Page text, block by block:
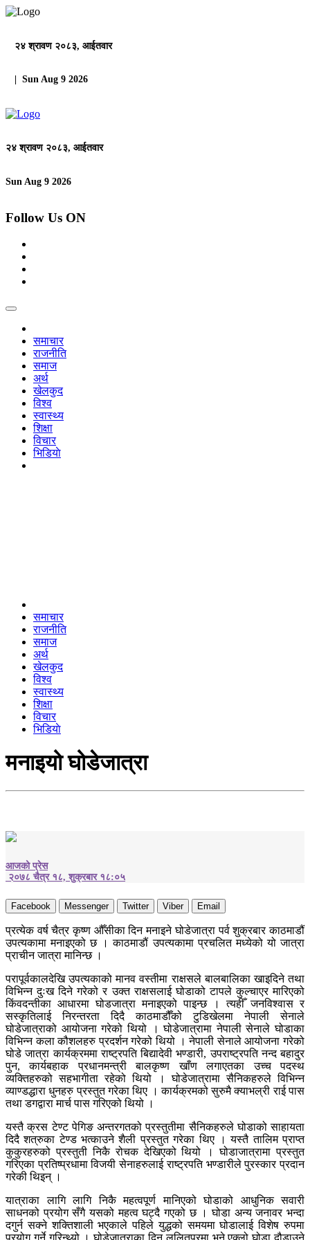
२४ श्रावण २०८३, आईतवार
| Sun Aug 9 2026
२४ श्रावण २०८३, आईतवार
Sun Aug 9 2026
Follow Us ON
समाचार
राजनीति
समाज
अर्थ
खेलकुद
विश्व
स्वास्थ्य
शिक्षा
विचार
भिडियाे
समाचार
राजनीति
समाज
अर्थ
खेलकुद
विश्व
स्वास्थ्य
शिक्षा
विचार
भिडियाे
मनाइयो घोडेजात्रा
आजको प्रेस
२०७८ चैत्र १८, शुक्रबार १८:०५
Facebook Messenger Twitter Viber Email
प्रत्येक वर्ष चैत्र कृष्ण औँसीका दिन मनाइने घोडेजात्रा पर्व शुक्रबार काठमाडौं
उपत्यकामा मनाइएको छ । काठमाडौं उपत्यकामा प्रचलित मध्येको यो जात्रा
प्राचीन जात्रा मानिन्छ ।
परापूर्वकालदेखि उपत्यकाको मानव वस्तीमा राक्षसले बालबालिका खाइदिने तथा
विभिन्न दुःख दिने गरेको र उक्त राक्षसलाई घोडाको टापले कुल्चाएर मारिएको
किंवदन्तीका आधारमा घोडजात्रा मनाइएको पाइन्छ । त्यहीँ जनविश्वास र
सस्कृतिलाई निरन्तरता दिदै काठमाडौँको टुडिखेलमा नेपाली सेनाले
घोडेजात्राको आयोजना गरेको थियो । घोडेजात्रामा नेपाली सेनाले घोडाका
विभिन्न कला कौशलहरु प्रदर्शन गरेको थियो । नेपाली सेनाले आयोजना गरेको
घोडे जात्रा कार्यक्रममा राष्ट्रपति बिद्यादेवी भण्डारी, उपराष्ट्रपति नन्द बहादुर
पुन, कार्यबहाक प्रधानमन्त्री बालकृष्ण खाँण लगाएतका उच्च पदस्थ
व्यक्तिहरुको सहभागीता रहेको थियो । घोडेजात्रामा सैनिकहरुले विभिन्न
व्याण्डद्धारा धुनहरु प्रस्तुत गरेका थिए । कार्यक्रमको सुरुमै क्याभल्री राई पास
तथा डगद्वारा मार्च पास गरिएको थियो ।
यस्तै क्रस टेण्ट पेगिङ अन्तरगतको प्रस्तुतीमा सैनिकहरुले घोडाको साहायता
दिदै शत्रुका टेण्ड भत्काउने शैली प्रस्तुत गरेका थिए । यस्तै तालिम प्राप्त
कुकुरहरुको प्रस्तुती निकै रोचक देखिएको थियो । घोडाजात्रामा प्रस्तुत
गरिएका प्रतिष्प्रधामा विजयी सेनाहरुलाई राष्ट्रपति भण्डारीले पुरस्कार प्रदान
गरेकी थिइन् ।
यात्राका लागि लागि निकै महत्वपूर्ण मानिएको घोडाको आधुनिक सवारी
साधनको प्रयोग सँगै यसको महत्व घट्दै गएको छ । घोडा अन्य जनावर भन्दा
दगुर्न सक्ने शक्तिशाली भएकाले पहिले युद्धको समयमा घोडालाई विशेष रुपमा